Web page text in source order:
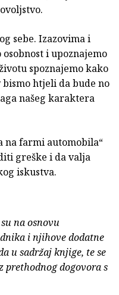
sebe. Izazovima i
i upoznajemo
spoznajemo kako
htjeli da bude no
našeg karaktera
na farmi automobila“
greške i da valja
iskustva.
na osnovu
i njihove dodatne
u sadržaj knjige, te se
prethodnog dogovora s